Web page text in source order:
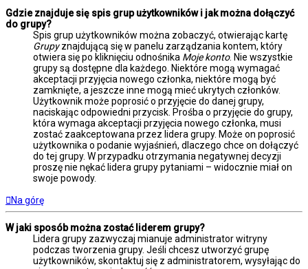
Gdzie znajduje się spis grup użytkowników i jak można dołączyć
do grupy?
Spis grup użytkowników można zobaczyć, otwierając kartę
Grupyznajdującą się w panelu zarządzania kontem, który
otwiera się po kliknięciu odnośnika Moje konto. Nie wszystkie
grupy są dostępne dla każdego. Niektóre mogą wymagać
akceptacji przyjęcia nowego członka, niektóre mogą być
zamknięte, a jeszcze inne mogą mieć ukrytych członków.
Użytkownik może poprosić o przyjęcie do danej grupy,
naciskając odpowiedni przycisk. Prośba o przyjęcie do grupy,
która wymaga akceptacji przyjęcia nowego członka, musi
zostać zaakceptowana przez lidera grupy. Może on poprosić
użytkownika o podanie wyjaśnień, dlaczego chce on dołączyć
do tej grupy. W przypadku otrzymania negatywnej decyzji
proszę nie nękać lidera grupy pytaniami – widocznie miał on
swoje powody.
Na górę
W jaki sposób można zostać liderem grupy?
Lidera grupy zazwyczaj mianuje administrator witryny
podczas tworzenia grupy. Jeśli chcesz utworzyć grupę
użytkowników, skontaktuj się z administratorem, wysyłając do